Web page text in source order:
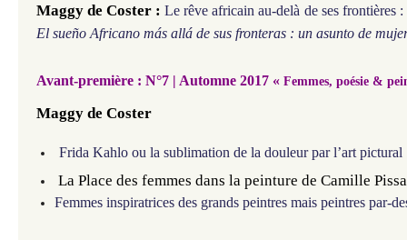
Maggy de Coster :Le rêve africain au-delà de ses frontières
El sueño Africano más allá de sus fronteras : un asunto de
Avant-première : N°7 | Automne 2017 « Femmes, poésie &
Maggy de Coster
Frida Kahlo ou la sublimation de la douleur par l’art pictural
La Place des femmes dans la peinture de Camille
Femmes inspiratrices des grands peintres mais peintres par-